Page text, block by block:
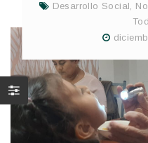
Desarrollo Social,